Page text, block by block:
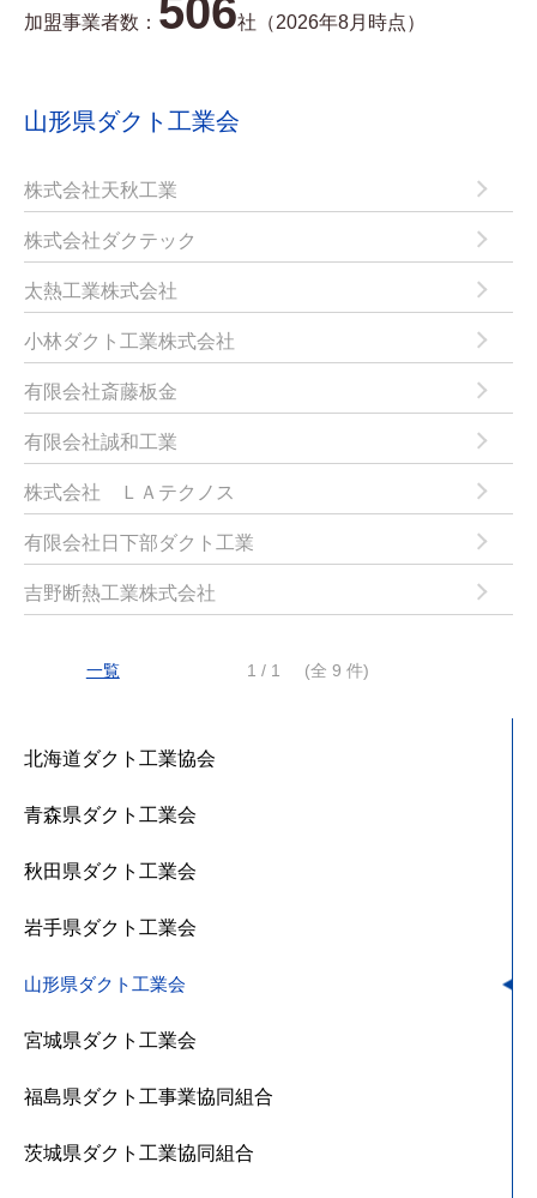
加盟事業者数： 506社（2026年8月時点）
北海道ダクト工業協会
青森県ダクト工業会
秋田県ダクト工業会
岩手県ダクト工業会
山形県ダクト工業会
宮城県ダクト工業会
福島県ダクト工事業協同組合
茨城県ダクト工業協同組合
山形県ダクト工業会
株式会社天秋工業
株式会社ダクテック
太熱工業株式会社
小林ダクト工業株式会社
有限会社斎藤板金
有限会社誠和工業
株式会社 ＬＡテクノス
有限会社日下部ダクト工業
吉野断熱工業株式会社
一覧 (全 9 件)
1 / 1